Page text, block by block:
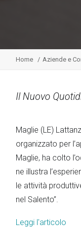
Home Aziende e
Il Nuovo
Maglie (LE)
organizzato per
Maglie, ha colto
ne illustra
le attività
nel Salento”.
Leggi l'articolo